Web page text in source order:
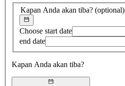
Kapan Anda akan tiba? (optional)
Choose start date
end date
Kapan Anda akan tiba?